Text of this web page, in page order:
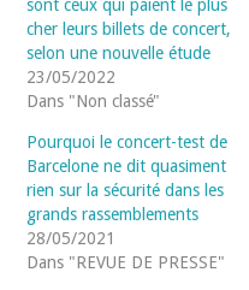
sont ceux qui paient le plus
cher leurs billets de concert,
selon une nouvelle étude
23/05/2022
Dans "Non classé"
Pourquoi le concert-test de
Barcelone ne dit quasiment
rien sur la sécurité dans les
grands rassemblements
28/05/2021
Dans "REVUE DE PRESSE"